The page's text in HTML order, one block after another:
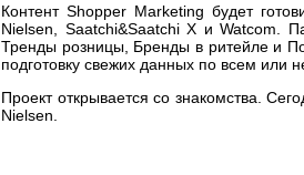
Контент Shopper Marketing будет
Nielsen, Saatchi&Saatchi X и Watcom.
Тренды розницы, Бренды в ритейле и
подготовку свежих данных по всем или
Проект открывается со знакомства.
Nielsen.